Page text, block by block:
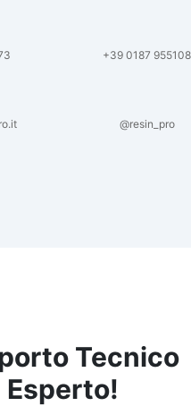
+39 0187 955108
@resin_pro
Tecnico
Esperto!